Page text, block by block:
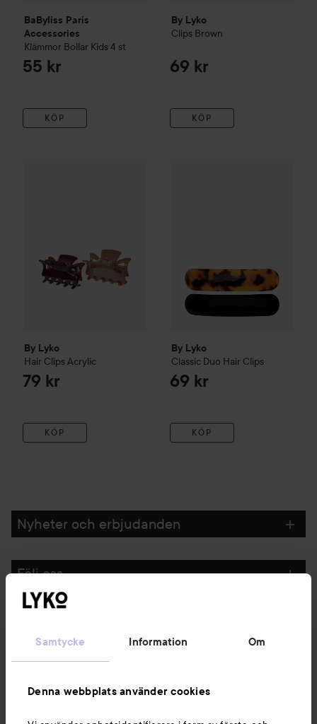
Samtycke Information Om
Denna webbplats använder cookies
BaByliss Paris
Accessories
Klämmor Bollar Kids 4 st
55 kr
KÖP
By Lyko
Clips Brown
69 kr
KÖP
By Lyko
Hair Clips Acrylic
79 kr
KÖP
By Lyko
Classic Duo Hair Clips
69 kr
KÖP
Nyheter och erbjudanden
Följ oss